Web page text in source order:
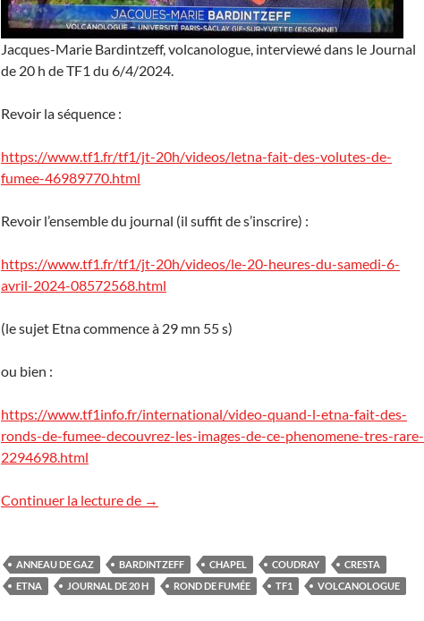
Jacques-Marie Bardintzeff, volcanologue, interviewé dans le Journal
de 20 h de TF1 du 6/4/2024.
Revoir la séquence :
https://www.tf1.fr/tf1/jt-20h/videos/letna-fait-des-volutes-de-
fumee-46989770.html
Revoir l’ensemble du journal (il suffit de s’inscrire) :
https://www.tf1.fr/tf1/jt-20h/videos/le-20-heures-du-samedi-6-
avril-2024-08572568.html
(le sujet Etna commence à 29 mn 55 s)
ou bien :
https://www.tf1info.fr/international/video-quand-l-etna-fait-des-
ronds-de-fumee-decouvrez-les-images-de-ce-phenomene-tres-rare-
2294698.html
Continuer la lecture de Les « ronds de fumée » de l’Etna sur TF1
→
ANNEAU DE GAZ BARDINTZEFF CHAPEL COUDRAY
CRESTA
ETNA
JOURNAL DE 20 H ROND DE FUMÉE TF1 VOLCANOLOGUE